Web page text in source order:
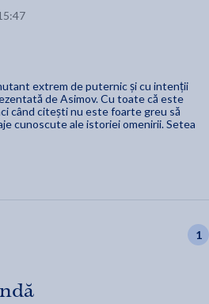
extrem de puternic și cu intenții
de Asimov. Cu toate că este
când citești nu este foarte greu să
cunoscute ale istoriei omenirii. Setea
a face totul după reguli noi și unice. Ne
1